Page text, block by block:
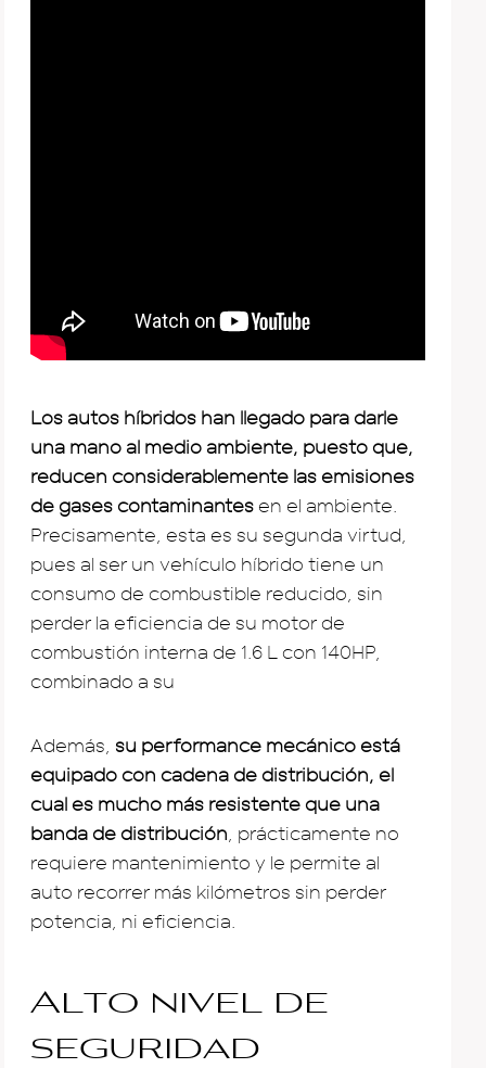
Los autos híbridos han llegado para darle
una mano al medio ambiente, puesto que,
reducen considerablemente las emisiones
de gases contaminantes en el ambiente.
Precisamente, esta es su segunda virtud,
pues al ser un vehículo híbrido tiene un
consumo de combustible reducido, sin
perder la eficiencia de su motor de
combustión interna de 1.6 L con 140HP,
combinado a su
Además, su performance mecánico está
equipado con cadena de distribución, el
cual es mucho más resistente que una
banda de distribución , prácticamente no
requiere mantenimiento y le permite al
auto recorrer más kilómetros sin perder
potencia, ni eficiencia.
Alto nivel de
seguridad